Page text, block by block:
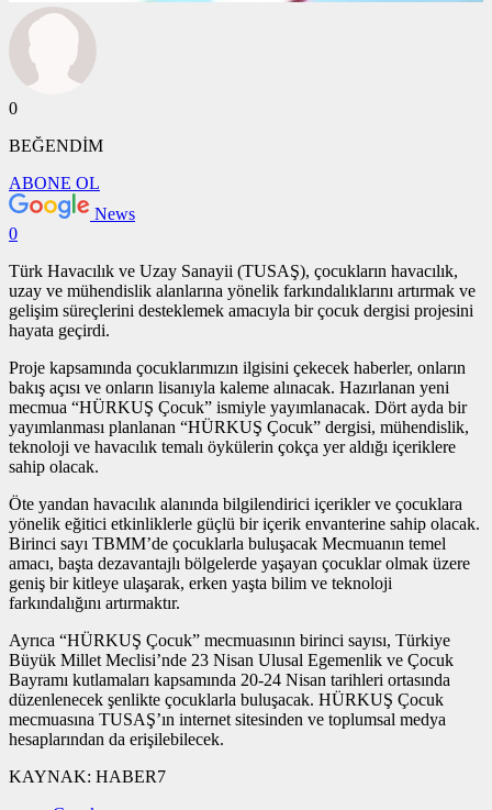
0
BEĞENDİM
ABONE OL
News
0
Türk Havacılık ve Uzay Sanayii (TUSAŞ), çocukların havacılık,
uzay ve mühendislik alanlarına yönelik farkındalıklarını artırmak ve
gelişim süreçlerini desteklemek amacıyla bir çocuk dergisi projesini
hayata geçirdi.
Proje kapsamında çocuklarımızın ilgisini çekecek haberler, onların
bakış açısı ve onların lisanıyla kaleme alınacak. Hazırlanan yeni
mecmua “HÜRKUŞ Çocuk” ismiyle yayımlanacak. Dört ayda bir
yayımlanması planlanan “HÜRKUŞ Çocuk” dergisi, mühendislik,
teknoloji ve havacılık temalı öykülerin çokça yer aldığı içeriklere
sahip olacak.
Öte yandan havacılık alanında bilgilendirici içerikler ve çocuklara
yönelik eğitici etkinliklerle güçlü bir içerik envanterine sahip olacak.
Birinci sayı TBMM’de çocuklarla buluşacak Mecmuanın temel
amacı, başta dezavantajlı bölgelerde yaşayan çocuklar olmak üzere
geniş bir kitleye ulaşarak, erken yaşta bilim ve teknoloji
farkındalığını artırmaktır.
Ayrıca “HÜRKUŞ Çocuk” mecmuasının birinci sayısı, Türkiye
Büyük Millet Meclisi’nde 23 Nisan Ulusal Egemenlik ve Çocuk
Bayramı kutlamaları kapsamında 20-24 Nisan tarihleri ortasında
düzenlenecek şenlikte çocuklarla buluşacak. HÜRKUŞ Çocuk
mecmuasına TUSAŞ’ın internet sitesinden ve toplumsal medya
hesaplarından da erişilebilecek.
KAYNAK: HABER7